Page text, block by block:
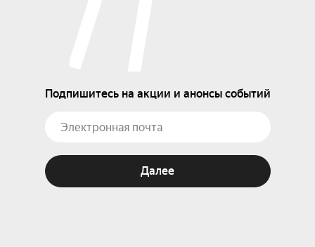
Подпишитесь на акции и анонсы событий
Далее